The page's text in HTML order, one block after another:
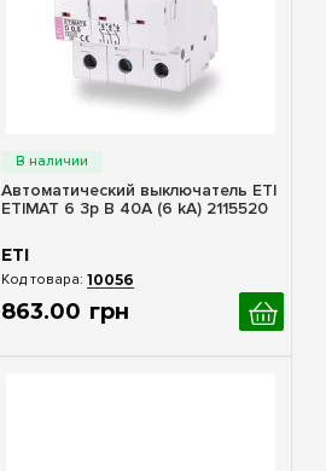
Автоматический выключатель ETI
ETIMAT 6 3p B 40А (6 kA) 2115520
ETI
10056
863.00 грн